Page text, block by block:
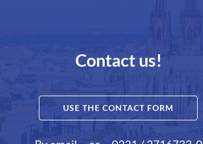
Contact us!
USE THE CONTACT FORM